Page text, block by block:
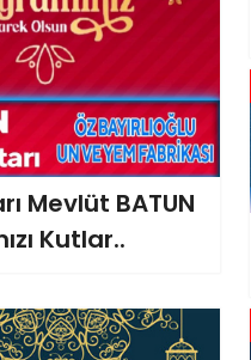
Mevlüt BATUN
Kutlar..